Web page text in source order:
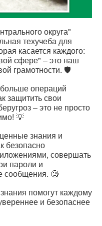
округа"
техучеба для
касается каждого:
сфере" – это наш
грамотности. 🛡️
операций
защитить свои
– это не просто
💡
знания и
безопасно
совершать
пароли и
сообщения. 🧐
помогут каждому
и безопаснее